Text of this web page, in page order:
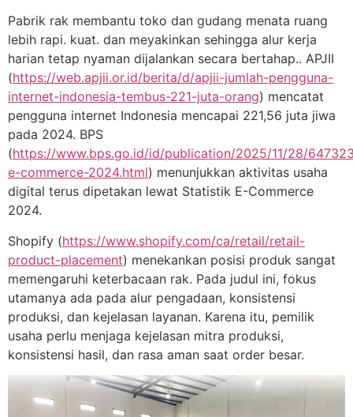
Pabrik rak membantu toko dan gudang menata ruang
lebih rapi. kuat. dan meyakinkan sehingga alur kerja
harian tetap nyaman dijalankan secara bertahap.. APJII
(https://web.apjii.or.id/berita/d/apjii-jumlah-pengguna-
internet-indonesia-tembus-221-juta-orang) mencatat
pengguna internet Indonesia mencapai 221,56 juta jiwa
pada 2024. BPS
(https://www.bps.go.id/id/publication/2025/11/28/
e-commerce-2024.html) menunjukkan aktivitas usaha
digital terus dipetakan lewat Statistik E-Commerce
2024.
Shopify (https://www.shopify.com/ca/retail/retail-
product-placement) menekankan posisi produk sangat
memengaruhi keterbacaan rak. Pada judul ini, fokus
utamanya ada pada alur pengadaan, konsistensi
produksi, dan kejelasan layanan. Karena itu, pemilik
usaha perlu menjaga kejelasan mitra produksi,
konsistensi hasil, dan rasa aman saat order besar.